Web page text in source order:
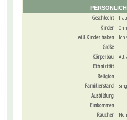
Geschlecht
frau
Kinder
will Kinder haben
Ich
Größe
Körperbau
Ethnizität
Religion
Familienstand
Ausbildung
Einkommen
Raucher